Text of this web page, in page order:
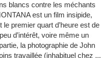
blancs contre les méchants
est un film insipide,
premier quart d’heure est de
d’intérêt, voire même un
la photographie de John
travaillée (inhabituel chez ...